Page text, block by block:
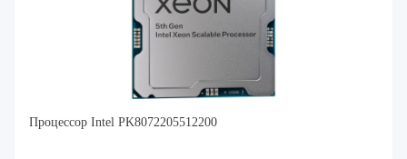
Процессор Intel PK8072205512200